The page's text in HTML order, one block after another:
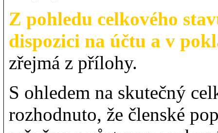
Z pohledu celkového
dispozici na účtu a v
zřejmá z přílohy.
S ohledem na skutečný
rozhodnuto, že členské